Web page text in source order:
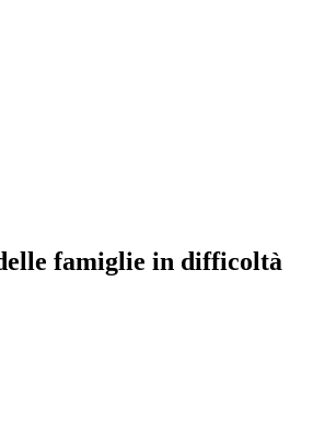
famiglie in difficoltà